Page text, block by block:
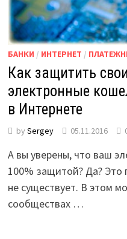
БАНКИ / ИНТЕРНЕТ /
Как защитить
электронные
в Интернете
by Sergey 05.11.2016
А вы уверены, что ваш
100% защитой? Да? Это
не существует. В этом
сообществах …